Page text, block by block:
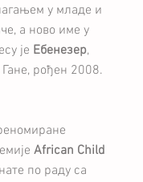
у младе и
а ново име у
је Ебенезер,
рођен 2008.
African Child
по раду са